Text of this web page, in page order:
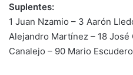
Suplentes:
1 Juan Nzamio – 3 Aarón
Alejandro Martínez – 18
Canalejo – 90 Mario Escudero